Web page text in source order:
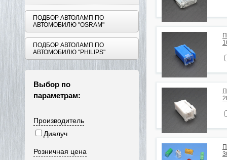
ПОДБОР АВТОЛАМП ПО
АВТОМОБИЛЮ "OSRAM"
ПОДБОР АВТОЛАМП ПО
АВТОМОБИЛЮ "PHILIPS"
Выбор по
параметрам:
Производитель
Диалуч
Розничная цена